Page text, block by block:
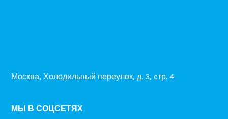
Москва, Холодильный переулок, д. 3, cтр. 4
МЫ В СОЦСЕТЯХ